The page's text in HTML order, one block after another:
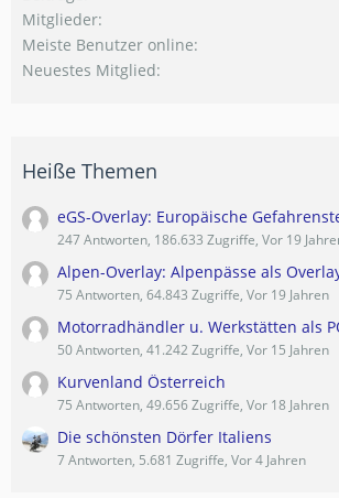
Mitglieder
Meiste Benutzer online
Neuestes Mitglied
Heiße Themen
eGS-Overlay: Europäische
247 Antworten, 186.633 Zugriffe, Vor 19
Alpen-Overlay: Alpenpässe als
75 Antworten, 64.843 Zugriffe, Vor 19 Jahren
Motorradhändler u. Werkstätten als
50 Antworten, 41.242 Zugriffe, Vor 15 Jahren
Kurvenland Österreich
75 Antworten, 49.656 Zugriffe, Vor 18 Jahren
Die schönsten Dörfer Italiens
7 Antworten, 5.681 Zugriffe, Vor 4 Jahren